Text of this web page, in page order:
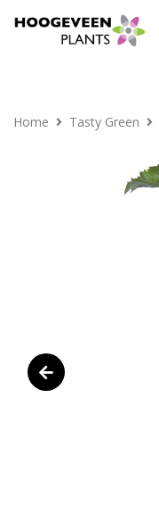
Home Tasty Green